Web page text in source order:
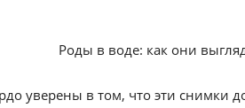
уверены в том, что эти снимки